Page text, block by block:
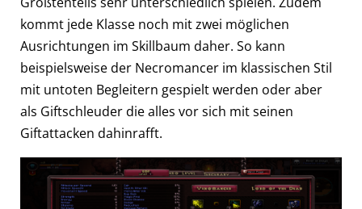
kommt jede Klasse noch mit zwei möglichen
Ausrichtungen im Skillbaum daher. So kann
beispielsweise der Necromancer im klassischen Stil
mit untoten Begleitern gespielt werden oder aber
als Giftschleuder die alles vor sich mit seinen
Giftattacken dahinrafft.